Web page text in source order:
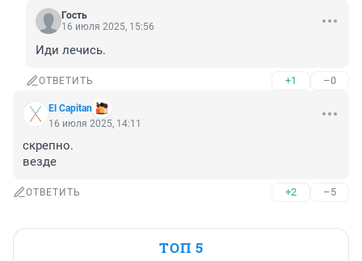
Гость
16 июля 2025, 15:56
Иди лечись.
ОТВЕТИТЬ +1 –0
El Capitan
16 июля 2025, 14:11
скрепно.
везде
ОТВЕТИТЬ +2 –5
ТОП 5